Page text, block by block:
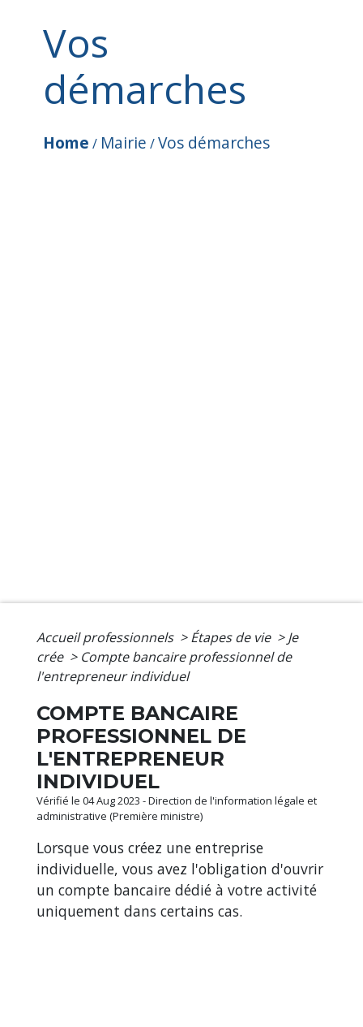
Vos
démarches
Home / Mairie /Vos démarches
Accueil professionnels > Étapes de vie > Je
crée > Compte bancaire professionnel de
l'entrepreneur individuel
COMPTE BANCAIRE
PROFESSIONNEL DE
L'ENTREPRENEUR
INDIVIDUEL
Vérifié le 04 Aug 2023 - Direction de l'information légale et
administrative (Première ministre)
Lorsque vous créez une entreprise
individuelle, vous avez l'obligation d'ouvrir
un compte bancaire dédié à votre activité
uniquement dans certains cas.